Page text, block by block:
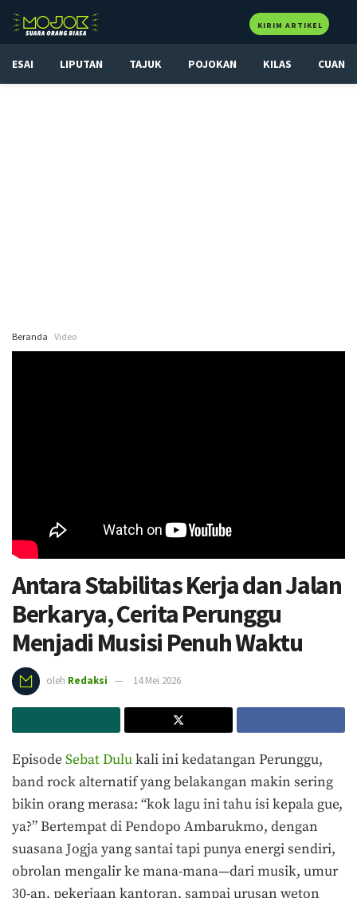
KIRIM ARTIKEL
ESAI LIPUTAN TAJUK POJOKAN KILAS CUAN
Beranda Video
Antara Stabilitas Kerja dan Jalan
Berkarya, Cerita Perunggu
Menjadi Musisi Penuh Waktu
oleh Redaksi 14 Mei 2026
Episode Sebat Dulukali ini kedatangan Perunggu,
band rock alternatif yang belakangan makin sering
bikin orang merasa: “kok lagu ini tahu isi kepala gue,
ya?” Bertempat diPendopo Ambarukmo, dengan
suasana Jogja yang santai tapi punya energi sendiri,
obrolan mengalir ke mana-mana—dari musik, umur
30-an, pekerjaan kantoran, sampai urusan weton